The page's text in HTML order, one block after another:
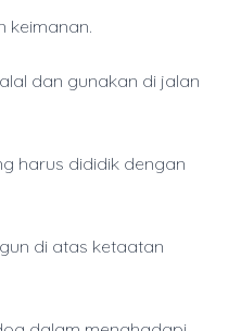
keimanan.
dan gunakan di jalan
harus dididik dengan
di atas ketaatan